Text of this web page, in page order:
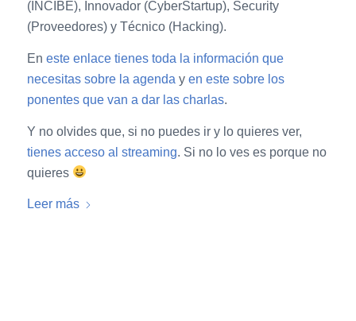
(INCIBE), Innovador (CyberStartup), Security
(Proveedores) y Técnico (Hacking).
En este enlace tienes toda la información que
necesitas sobre la agenda y en este sobre los
ponentes que van a dar las charlas.
Y no olvides que, si no puedes ir y lo quieres ver,
tienes acceso al streaming. Si no lo ves es porque no
quieres
Leer más